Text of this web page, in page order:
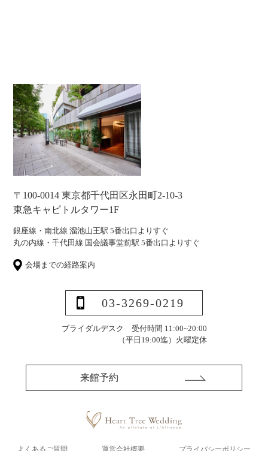
〒100-0014 東京都千代田区永田町2-10-3
東急キャピトルタワー1F
銀座線・南北線 溜池山王駅 5番出口よりすぐ
丸の内線・千代田線 国会議事堂前駅 5番出口よりすぐ
会場までの経路案内
03-3269-0219
ブライダルデスク 受付時間 11:00~20:00
（平日19:00迄） 火曜定休
来館予約